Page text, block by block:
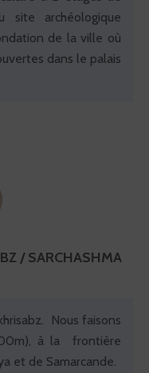
archéologique
de la ville où
dans le palais
/ SARCHASHMA
Nous faisons
à la frontière
et de Samarcande.